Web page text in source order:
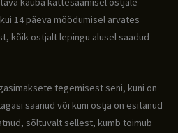
14 päeva möödumisel arvates
kõik ostjalt lepingu alusel saadud
tegemisest seni, kuni on
saanud või kuni ostja on esitanud
sõltuvalt sellest, kumb toimub